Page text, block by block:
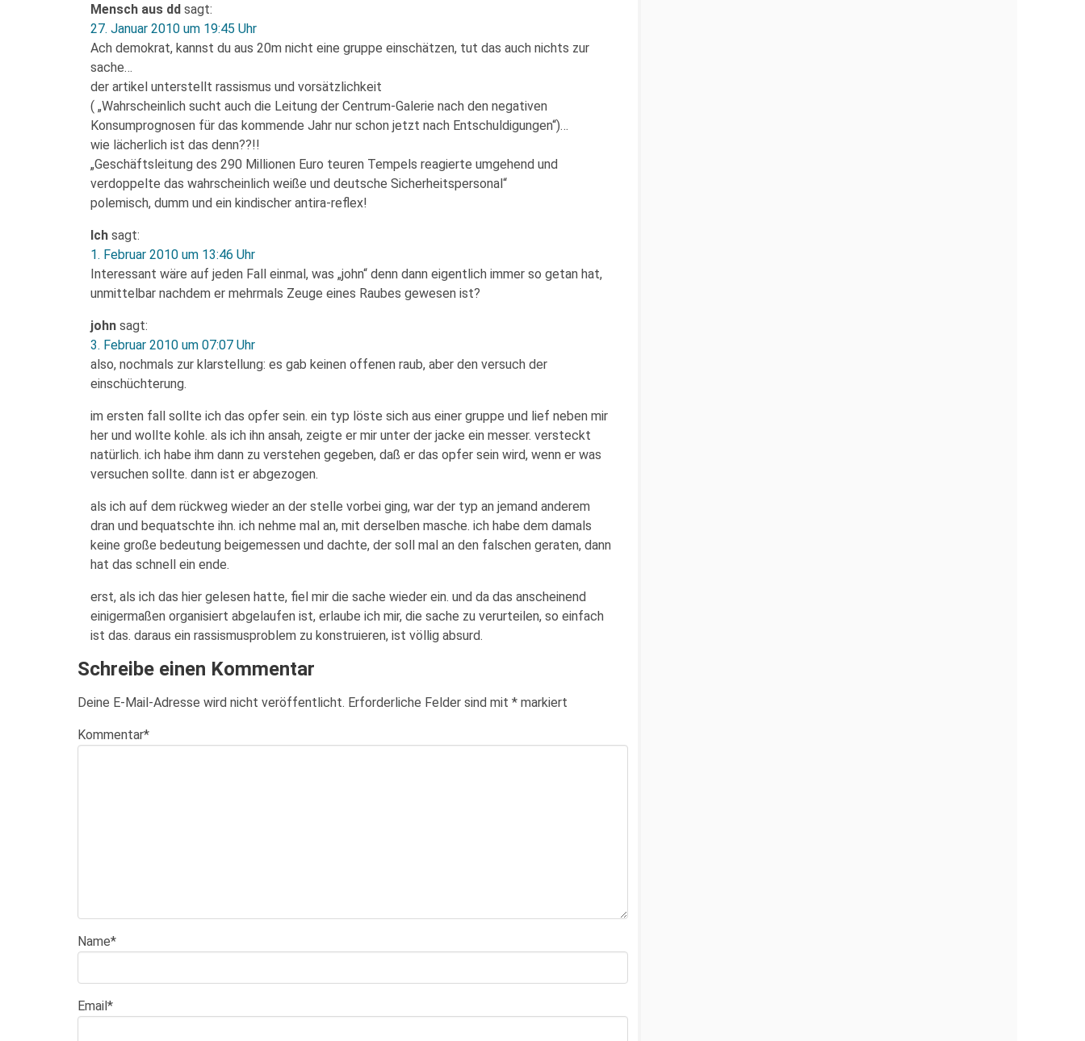
Mensch aus dd sagt:
27. Januar 2010 um 19:45 Uhr
Ach demokrat, kannst du aus 20m nicht eine gruppe einschätzen, tut das auch nichts zur
sache…
der artikel unterstellt rassismus und vorsätzlichkeit
( „Wahrscheinlich sucht auch die Leitung der Centrum-Galerie nach den negativen
Konsumprognosen für das kommende Jahr nur schon jetzt nach Entschuldigungen“)…
wie lächerlich ist das denn??!!
„Geschäftsleitung des 290 Millionen Euro teuren Tempels reagierte umgehend und
verdoppelte das wahrscheinlich weiße und deutsche Sicherheitspersonal“
polemisch, dumm und ein kindischer antira-reflex!
Ich sagt:
1. Februar 2010 um 13:46 Uhr
Interessant wäre auf jeden Fall einmal, was „john“ denn dann eigentlich immer so getan hat,
unmittelbar nachdem er mehrmals Zeuge eines Raubes gewesen ist?
john sagt:
3. Februar 2010 um 07:07 Uhr
also, nochmals zur klarstellung: es gab keinen offenen raub, aber den versuch der
einschüchterung.
im ersten fall sollte ich das opfer sein. ein typ löste sich aus einer gruppe und lief neben mir
her und wollte kohle. als ich ihn ansah, zeigte er mir unter der jacke ein messer. versteckt
natürlich. ich habe ihm dann zu verstehen gegeben, daß er das opfer sein wird, wenn er was
versuchen sollte. dann ist er abgezogen.
als ich auf dem rückweg wieder an der stelle vorbei ging, war der typ an jemand anderem
dran und bequatschte ihn. ich nehme mal an, mit derselben masche. ich habe dem damals
keine große bedeutung beigemessen und dachte, der soll mal an den falschen geraten, dann
hat das schnell ein ende.
erst, als ich das hier gelesen hatte, fiel mir die sache wieder ein. und da das anscheinend
einigermaßen organisiert abgelaufen ist, erlaube ich mir, die sache zu verurteilen, so einfach
ist das. daraus ein rassismusproblem zu konstruieren, ist völlig absurd.
Schreibe einen Kommentar
Deine E-Mail-Adresse wird nicht veröffentlicht. Erforderliche Felder sind mit * markiert
Kommentar*
Name*
Email*